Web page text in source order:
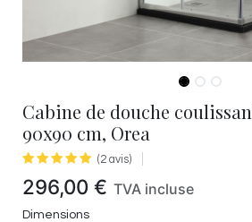
Cabine de douche
90x90 cm, Orea
(2 avis)
296,00 € TVA incluse
Dimensions